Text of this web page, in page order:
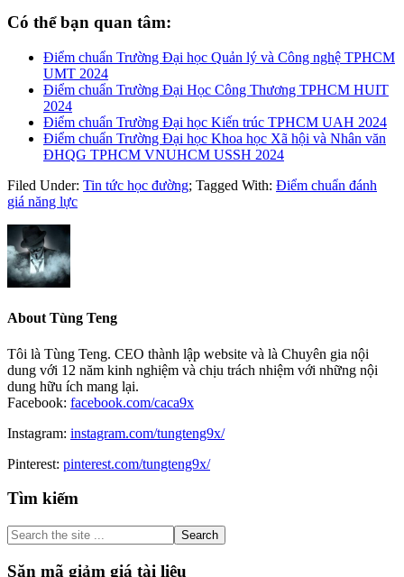
Có thể bạn quan tâm:
Điểm chuẩn Trường Đại học Quản lý và Công nghệ TPHCM
UMT 2024
Điểm chuẩn Trường Đại Học Công Thương TPHCM HUIT
2024
Điểm chuẩn Trường Đại học Kiến trúc TPHCM UAH 2024
Điểm chuẩn Trường Đại học Khoa học Xã hội và Nhân văn
ĐHQG TPHCM VNUHCM USSH 2024
Filed Under: Tin tức học đường; Tagged With: Điểm chuẩn đánh
giá năng lực
AboutTùng Teng
Tôi là Tùng Teng. CEO thành lập website và là Chuyên gia nội
dung với 12 năm kinh nghiệm và chịu trách nhiệm với những nội
dung hữu ích mang lại.
Facebook: facebook.com/caca9x
Instagram: instagram.com/tungteng9x/
Pinterest: pinterest.com/tungteng9x/
Primary
Sidebar
Tìm kiếm
Search
the
site
Săn mã giảm giá tài liệu